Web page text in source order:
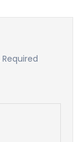
Required